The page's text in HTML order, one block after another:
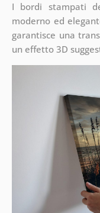
I bordi stampati
moderno ed
garantisce una
un effetto 3D